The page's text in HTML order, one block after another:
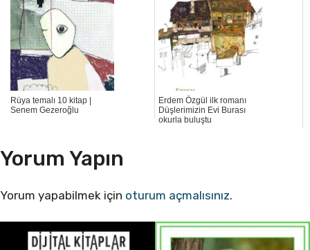
Rüya temalı 10 kitap |
Senem Gezeroğlu
Erdem Özgül ilk romanı
Düşlerimizin Evi Burası
okurla buluştu
Yorum Yapın
Yorum yapabilmek için oturum açmalısınız.